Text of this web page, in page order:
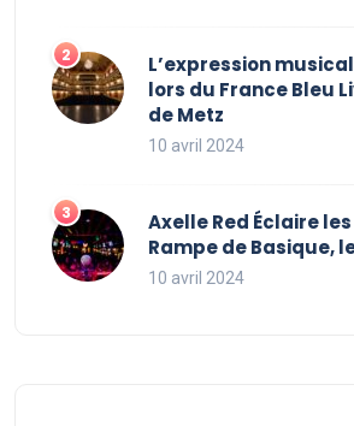
L’expression
lors du France Bleu
de Metz
10 avril 2024
Axelle Red Éclaire
Rampe de Basique,
10 avril 2024